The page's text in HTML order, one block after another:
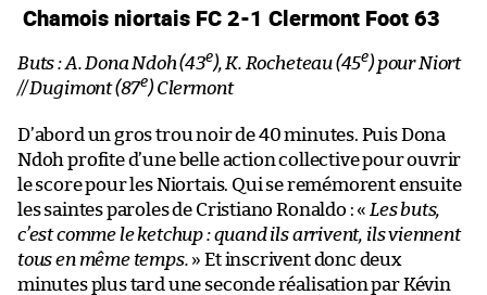
Chamois niortais FC 2-1 Clermont Foot 63
Buts : A. Dona Ndoh (43e), K. Rocheteau (45e) pour Niort
// Dugimont (87e) Clermont
D’abord un gros trou noir de 40 minutes. Puis Dona
Ndoh profite d’une belle action collective pour ouvrir
le score pour les Niortais. Qui se remémorent ensuite
les saintes paroles de Cristiano Ronaldo : « Les buts,
c’est comme le ketchup : quand ils arrivent, ils viennent
tous en même temps. » Et inscrivent donc deux
minutes plus tard une seconde réalisation par Kévin